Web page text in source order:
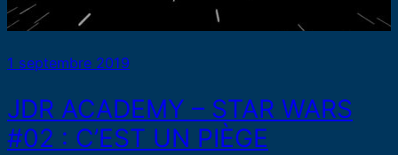
1 septembre 2019
JDR ACADEMY – STAR WARS
#02 : C’EST UN PIÈGE